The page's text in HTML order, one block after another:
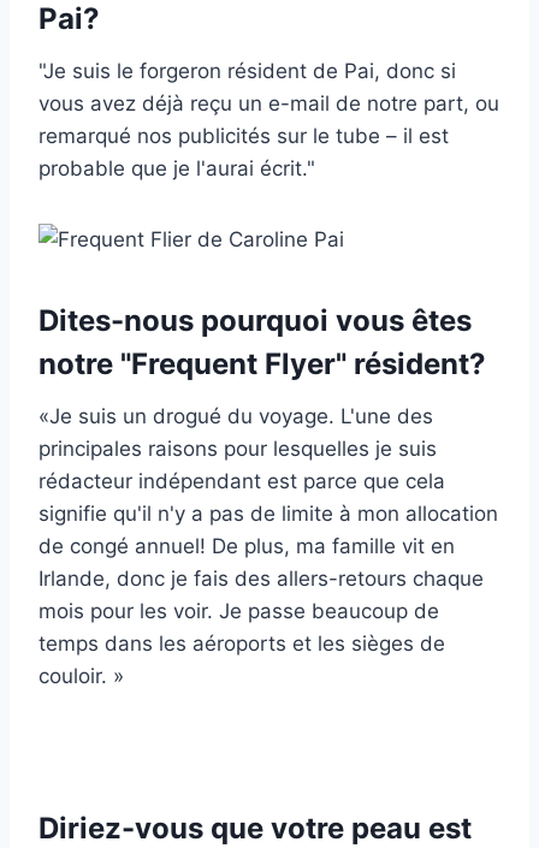
Pai?
"Je suis le forgeron résident de Pai, donc si
vous avez déjà reçu un e-mail de notre part, ou
remarqué nos publicités sur le tube – il est
probable que je l'aurai écrit."
Dites-nous pourquoi vous êtes
notre "Frequent Flyer" résident?
«Je suis un drogué du voyage. L'une des
principales raisons pour lesquelles je suis
rédacteur indépendant est parce que cela
signifie qu'il n'y a pas de limite à mon allocation
de congé annuel! De plus, ma famille vit en
Irlande, donc je fais des allers-retours chaque
mois pour les voir. Je passe beaucoup de
temps dans les aéroports et les sièges de
couloir. »
Diriez-vous que votre peau est